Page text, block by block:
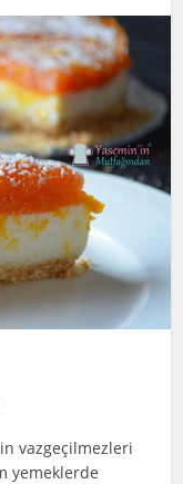
vazgeçilmezleri
yemeklerde